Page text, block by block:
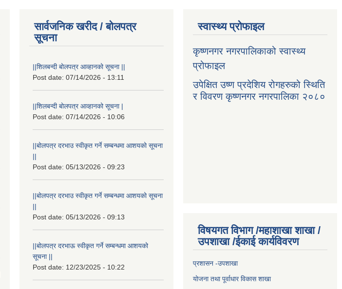
सार्वजनिक खरीद / बोलपत्र
सूचना
||शिलबन्दी बोलपत्र आव्हानको सूचना ||
Post date: 07/14/2026 - 13:11
||शिलबन्दी बोलपत्र आव्हानको सूचना |
Post date: 07/14/2026 - 10:06
||बोलपत्र दरभाउ स्वीकृत गर्ने सम्बन्धमा आशयको सूचना
||
Post date: 05/13/2026 - 09:23
||बोलपत्र दरभाउ स्वीकृत गर्ने सम्बन्धमा आशयको सूचना
||
Post date: 05/13/2026 - 09:13
||बोलपत्र दरभाऊ स्वीकृत गर्ने सम्बन्धमा आशयको
सूचना ||
Post date: 12/23/2025 - 10:22
स्वास्थ्य प्रोफाइल
कृष्णनगर नगरपालिकाको स्वास्थ्य
प्रोफाइल
उपेक्षित उष्ण प्रदेशिय रोगहरुको स्थिति
र विवरण कृष्णनगर नगरपालिका २०८०
विषयगत विभाग /महाशाखा शाखा /
उपशाखा /ईकाई कार्यविवरण
प्रशासन -उपशाखा
योजना तथा पूर्वाधार विकास शाखा